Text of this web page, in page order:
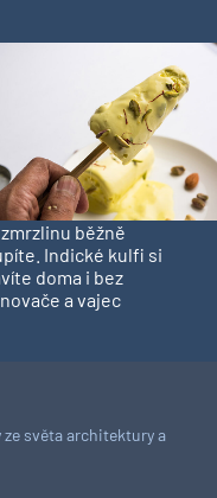
běžně
Indické kulfi si
doma i bez
a vajec
světa architektury a